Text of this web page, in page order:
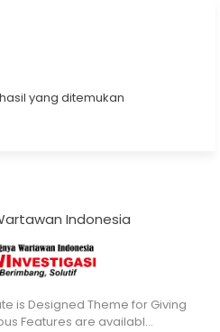
yang ditemukan
Indonesia
is Designed Theme for Giving
Features are availabl…